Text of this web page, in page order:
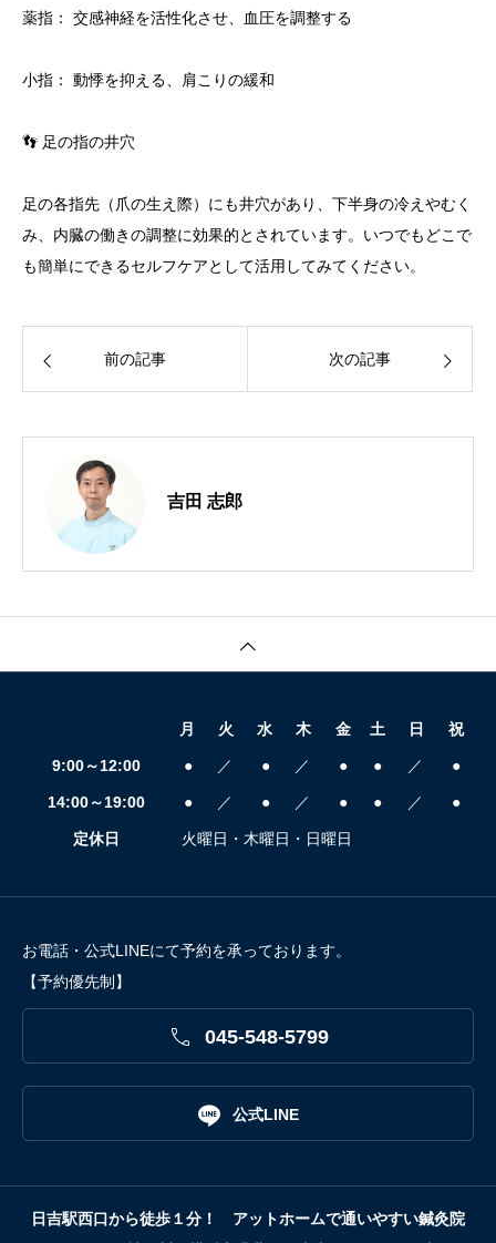
薬指： 交感神経を活性化させ、血圧を調整する
小指： 動悸を抑える、肩こりの緩和
👣 足の指の井穴
足の各指先（爪の生え際）にも井穴があり、下半身の冷えやむく
み、内臓の働きの調整に効果的とされています。いつでもどこで
も簡単にできるセルフケアとして活用してみてください。
前の記事 次の記事
吉田 志郎
月 火 水 木 金 土 日 祝
9:00～12:00 ● ／ ● ／ ● ● ／ ●
14:00～19:00 ● ／ ● ／ ● ● ／ ●
定休日 火曜日・木曜日・日曜日
お電話・公式LINEにて予約を承っております。
【予約優先制】
 045-548-5799
 公式LINE
日吉駅西口から徒歩１分！ アットホームで通いやすい鍼灸院